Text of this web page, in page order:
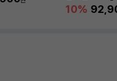
증진
10%